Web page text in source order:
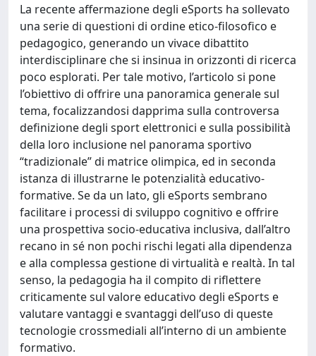
La recente affermazione degli eSports ha sollevato
una serie di questioni di ordine etico-filosofico e
pedagogico, generando un vivace dibattito
interdisciplinare che si insinua in orizzonti di ricerca
poco esplorati. Per tale motivo, l’articolo si pone
l’obiettivo di offrire una panoramica generale sul
tema, focalizzandosi dapprima sulla controversa
definizione degli sport elettronici e sulla possibilità
della loro inclusione nel panorama sportivo
“tradizionale” di matrice olimpica, ed in seconda
istanza di illustrarne le potenzialità educativo-
formative. Se da un lato, gli eSports sembrano
facilitare i processi di sviluppo cognitivo e offrire
una prospettiva socio-educativa inclusiva, dall’altro
recano in sé non pochi rischi legati alla dipendenza
e alla complessa gestione di virtualità e realtà. In tal
senso, la pedagogia ha il compito di riflettere
criticamente sul valore educativo degli eSports e
valutare vantaggi e svantaggi dell’uso di queste
tecnologie crossmediali all’interno di un ambiente
formativo.